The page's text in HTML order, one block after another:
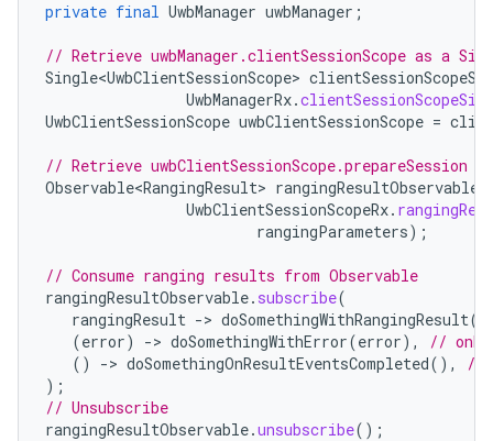
private final UwbManager uwbManager ;
// Retrieve uwbManager.clientSessionScope as a
Single<UwbClientSessionScope>
UwbManagerRx.
UwbClientSessionScope uwbClientSessionScope =
// Retrieve uwbClientSessionScope.prepareSession
Observable<RangingResult> rangingResultObservable
UwbClientSessionScopeRx.
rangingParameters);
// Consume ranging results from Observable
rangingResultObservable. subscribe(
rangingResult -> doSomethingWithRangingResult(
(error) -> doSomethingWithError(error),
//
()
-> doSomethingOnResultEventsCompleted(),
//
);
// Unsubscribe
rangingResultObservable.unsubscribe();